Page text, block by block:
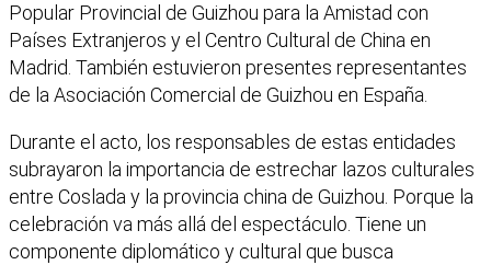
Popular Provincial de Guizhou para la Amistad con
Países Extranjeros y el Centro Cultural de China en
Madrid. También estuvieron presentes representantes
de la Asociación Comercial de Guizhou en España.
Durante el acto, los responsables de estas entidades
subrayaron la importancia de estrechar lazos culturales
entre Coslada y la provincia china de Guizhou. Porque la
celebración va más allá del espectáculo. Tiene un
componente diplomático y cultural que busca